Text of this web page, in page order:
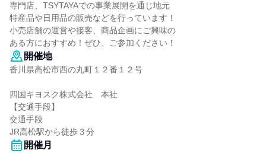
専門店、TSYTAYAでの事業展開を通じ地元
特産品や日用品の販売などを行っています！
小売店舗の運営や接客、商品企画にご興味の
ある方におすすめ！ぜひ、ご参加ください！
開催地
香川県高松市西の丸町１２番１２号
四国キヨスク株式会社 本社
【交通手段】
交通手段
JR高松駅から徒歩３分
開催月